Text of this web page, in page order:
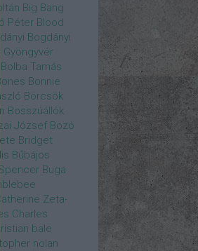
Big Bang
Péter Blood
Bogdányi
Gyöngyvér
Bolba Tamás
Bonnie
Börcsök
Bosszúállók
József Bozó
Bridget
Bűbájos
Spencer Buga
Zeta-
Charles
bale
nolan